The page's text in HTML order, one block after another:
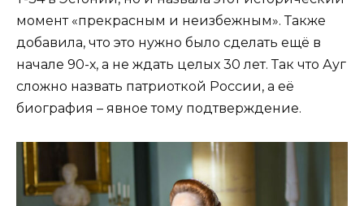
момент «прекрасным и неизбежным». Также
добавила, что это нужно было сделать ещё в
начале 90-х, а не ждать целых 30 лет. Так что Ауг
сложно назвать патриоткой России, а её
биография – явное тому подтверждение.